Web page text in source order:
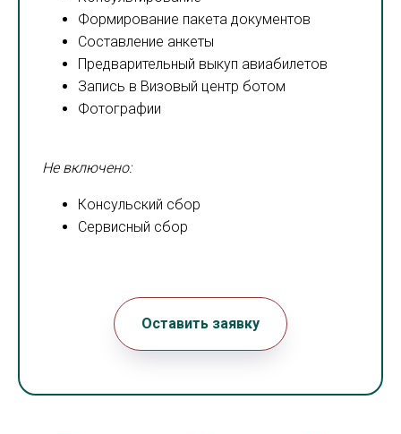
Формирование пакета документов
Составление анкеты
Предварительный выкуп авиабилетов
Запись в Визовый центр ботом
Фотографии
Не включено:
Консульский сбор
Сервисный сбор
Оставить заявку